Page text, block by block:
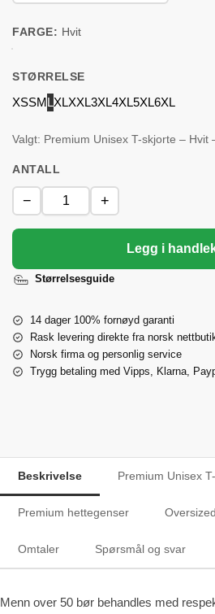
FARGE: Hvit
STØRRELSE
XSSMLXLXXL3XL4XL5XL6XL
Valgt: Premium Unisex T-skjorte – Hvit
ANTALL
− +
Legg i
Størrelsesguide
14 dager 100% fornøyd garanti
Rask levering direkte fra norsk
Norsk firma og personlig service
Trygg betaling med Vipps, Klarna,
Beskrivelse Premium Unisex
Premium hettegenser
Omtaler Spørsmål og svar
Menn over 50 bør behandles med